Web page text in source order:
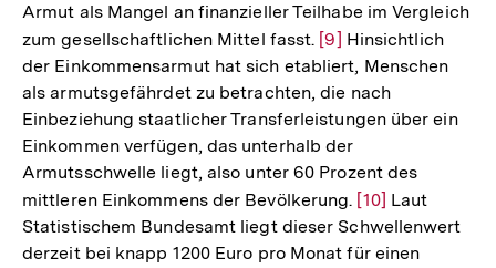
Armut als Mangel an finanzieller Teilhabe im Vergleich
zum gesellschaftlichen Mittel fasst. Zur
Auflösung
der
Fußnote
[9] Hinsichtlich
der Einkommensarmut hat sich etabliert, Menschen
als armutsgefährdet zu betrachten, die nach
Einbeziehung staatlicher Transferleistungen über ein
Einkommen verfügen, das unterhalb der
Armutsschwelle liegt, also unter 60 Prozent des
mittleren Einkommens der Bevölkerung. Zur
Auflösung
der
[10] Laut
Statistischem Bundesamt liegt dieser Schwellenwert
derzeit bei knapp 1200 Euro pro Monat für einen